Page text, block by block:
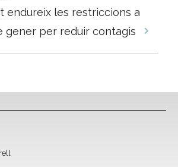
endureix les restriccions a
gener per reduir contagis